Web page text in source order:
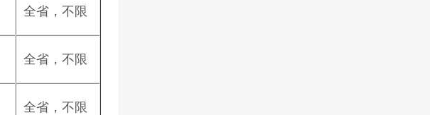
全省，不限
全省，不限
全省，不限